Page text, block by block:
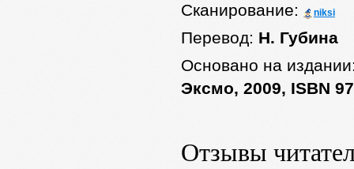
Сканирование:
niksi
Перевод: Н. Губина
Основано на
Эксмо, 2009, ISBN
Отзывы